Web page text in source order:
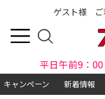
ゲスト様 ご
平日午前9：
キャンペーン 新着情報